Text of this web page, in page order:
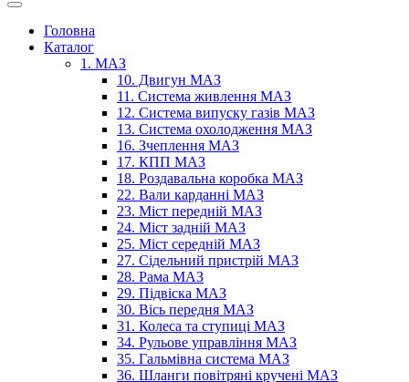
Головна
Каталог
1. МАЗ
10. Двигун МАЗ
11. Система живлення МАЗ
12. Система випуску газів МАЗ
13. Система охолодження МАЗ
16. Зчеплення МАЗ
17. КПП МАЗ
18. Роздавальна коробка МАЗ
22. Вали карданні МАЗ
23. Міст передній МАЗ
24. Міст задній МАЗ
25. Міст середній МАЗ
27. Сідельний пристрій МАЗ
28. Рама МАЗ
29. Підвіска МАЗ
30. Вісь передня МАЗ
31. Колеса та ступиці МАЗ
34. Рульове управління МАЗ
35. Гальмівна система МАЗ
36. Шланги повітряні кручені МАЗ